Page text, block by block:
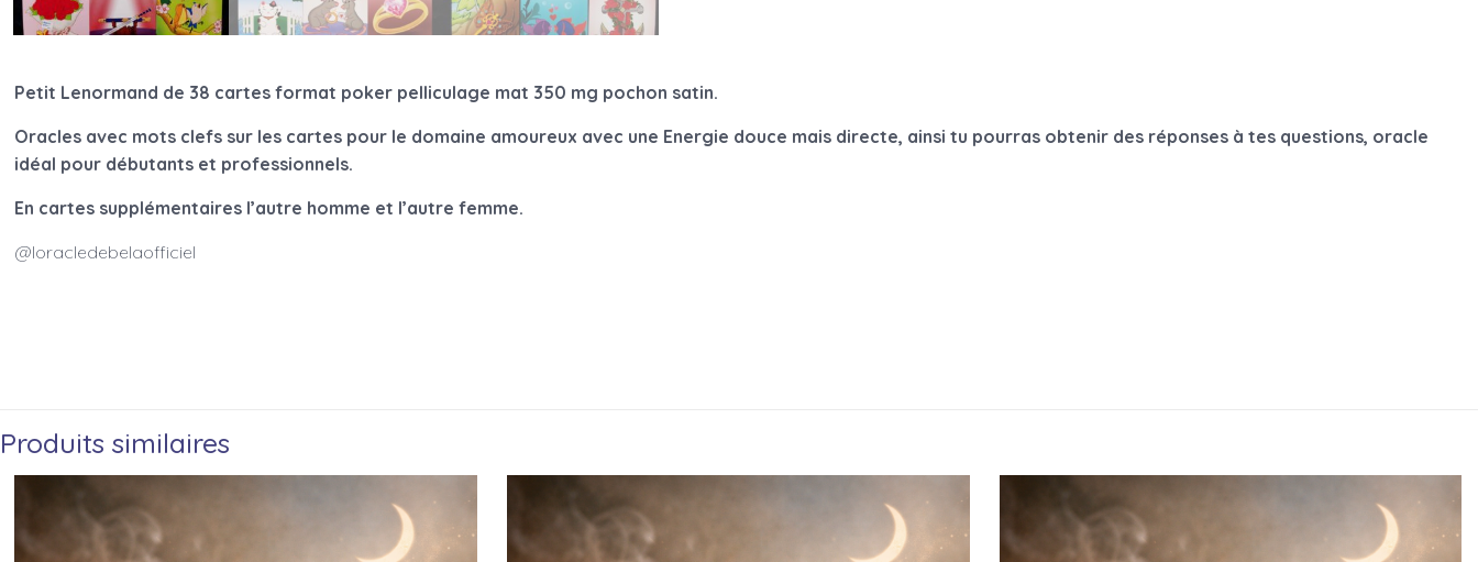
Petit Lenormand de 38 cartes format poker pelliculage mat 350 mg pochon satin.
Oracles avec mots clefs sur les cartes pour le domaine amoureux avec une Energie douce mais directe, ainsi tu pourras obtenir des réponses à tes questions, oracle
idéal pour débutants et professionnels.
En cartes supplémentaires l’autre homme et l’autre femme.
@loracledebelaofficiel
Produits similaires